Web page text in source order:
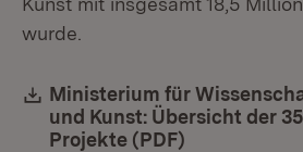
wurde.
Download:
Ministerium für
und Kunst: Übersicht der
Projekte (PDF)